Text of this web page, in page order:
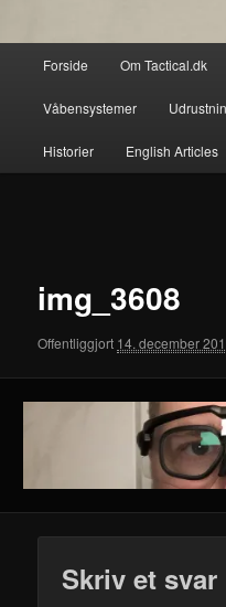
Forside Om Tactical.dk
Våbensystemer
Historier English Articles
img_3608
Offentliggjort 14. december
Skriv et svar